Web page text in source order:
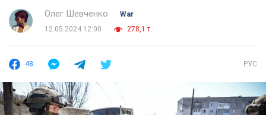
Олег Шевченко
War
12.05.2024 12:00
278,1 т.
48 РУС